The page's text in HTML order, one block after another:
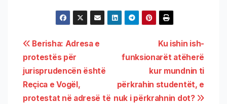
Ku ishin ish-
funksionarët atëherë
kur mundnin ti
përkrahin studentët, e
nuk i përkrahnin dot?
Berisha: Adresa e
protestës për
jurisprudencën është
Reçica e Vogël,
protestat në adresë të